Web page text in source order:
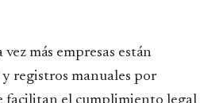
más empresas están
registros manuales por